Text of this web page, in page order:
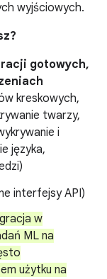
wyjściowych.
gotowych,
kreskowych,
twarzy,
i
języka,
interfejsy API)
w
ML na
użytku na